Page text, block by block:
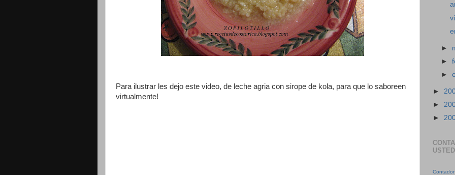
Para ilustrar les dejo este video, de leche agria con sirope de kola, para que lo saboreen
virtualmente!
►
►
►
►
►
►